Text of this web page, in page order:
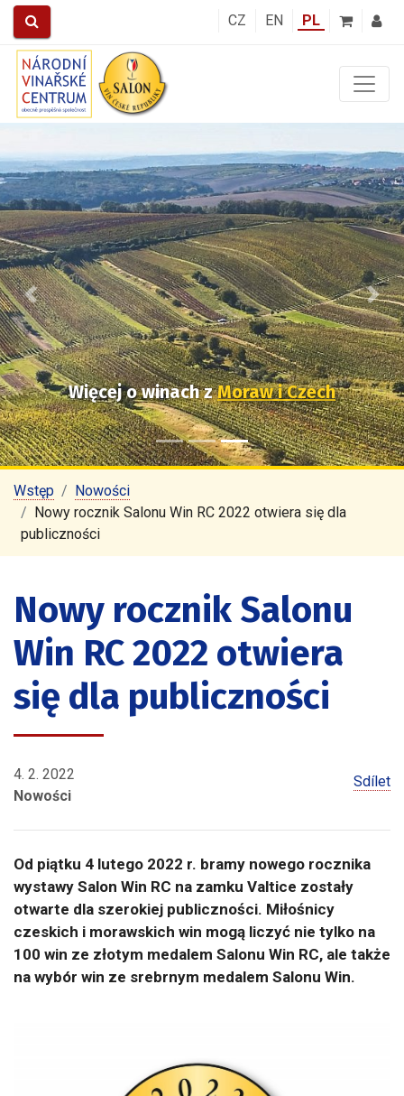
CZ EN PL
Więcej o winachzMoraw i Czech
Předchozí Další
Wstęp
Nowości
Nowy rocznik Salonu Win RC 2022 otwiera się dla
publiczności
Nowy rocznik Salonu
Win RC 2022 otwiera
się dla publiczności
4. 2. 2022
Nowości
Sdílet
Od piątku 4 lutego 2022 r. bramy nowego rocznika
wystawy Salon Win RC na zamku Valtice zostały
otwarte dla szerokiej publiczności. Miłośnicy
czeskich i morawskich win mogą liczyć nie tylko na
100 win ze złotym medalem Salonu Win RC, ale także
na wybór win ze srebrnym medalem Salonu Win.